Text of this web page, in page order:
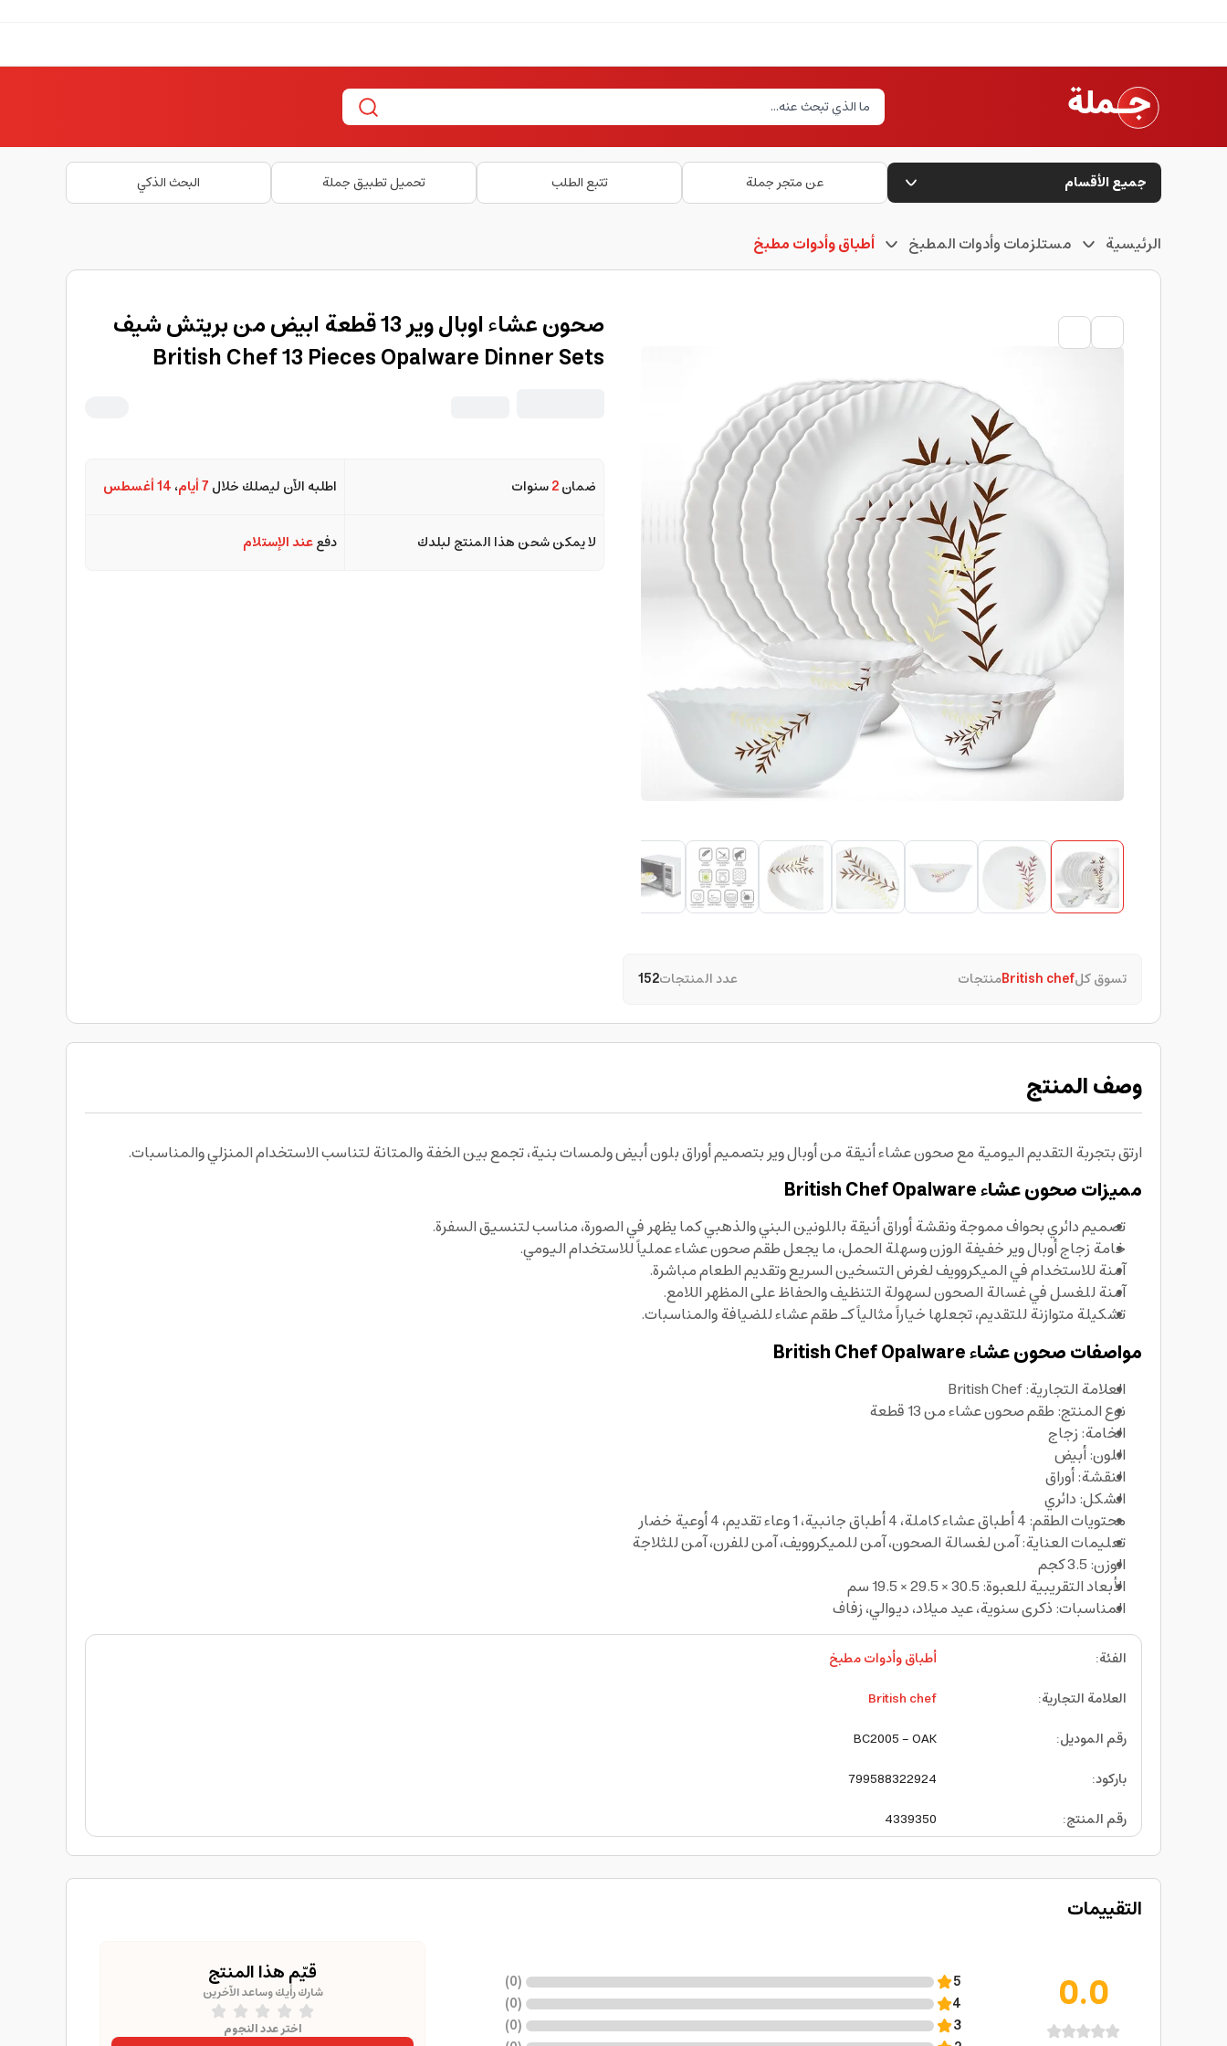
جميع الأقسام عن متجر جملة تتبع الطلب تحميل تطبيق جملة البحث الذكي
الرئيسية مستلزمات وأدوات المطبخ أطباق وأدوات مطبخ
تسوق كلBritish chefمنتجات عدد المنتجات152
صحون عشاء اوبال وير 13 قطعة ابيض من بريتش شيف
British Chef 13 Pieces Opalware Dinner Sets
ضمان2سنوات اطلبه الآن ليصلك خلال 7 أيام ، 14 أغسطس
لا يمكن شحن هذا المنتج لبلدك دفععند الإستلام
وصف المنتج
ارتق بتجربة التقديم اليومية مع صحون عشاء أنيقة من أوبال وير بتصميم أوراق بلون أبيض ولمسات بنية، تجمع بين الخفة والمتانة لتناسب الاستخدام المنزلي والمناسبات.
مميزات صحون عشاء British Chef Opalware
تصميم دائري بحواف مموجة ونقشة أوراق أنيقة باللونين البني والذهبي كما يظهر في الصورة، مناسب لتنسيق السفرة.
خامة زجاج أوبال وير خفيفة الوزن وسهلة الحمل، ما يجعل طقم صحون عشاء عملياً للاستخدام اليومي.
آمنة للاستخدام في الميكروويف لغرض التسخين السريع وتقديم الطعام مباشرة.
آمنة للغسل في غسالة الصحون لسهولة التنظيف والحفاظ على المظهر اللامع.
تشكيلة متوازنة للتقديم، تجعلها خياراً مثالياً كـ طقم عشاء للضيافة والمناسبات.
مواصفات صحون عشاء British Chef Opalware
العلامة التجارية: British Chef
نوع المنتج: طقم صحون عشاء من 13 قطعة
الخامة: زجاج
اللون: أبيض
النقشة: أوراق
الشكل: دائري
محتويات الطقم: 4 أطباق عشاء كاملة، 4 أطباق جانبية، 1 وعاء تقديم، 4 أوعية خضار
تعليمات العناية: آمن لغسالة الصحون، آمن للميكروويف، آمن للفرن، آمن للثلاجة
الوزن: 3.5 كجم
الأبعاد التقريبية للعبوة: 30.5 × 29.5 × 19.5 سم
المناسبات: ذكرى سنوية، عيد ميلاد، ديوالي، زفاف
الفئة:
أطباق وأدوات مطبخ
العلامة التجارية:
British chef
رقم الموديل:
BC2005 - OAK
باركود:
799588322924
رقم المنتج:
4339350
التقييمات
0.0
5
(
0
)
4
(
0
)
3
(
0
)
قيّم هذا المنتج
شارك رأيك وساعد الآخرين
اختر عدد النجوم